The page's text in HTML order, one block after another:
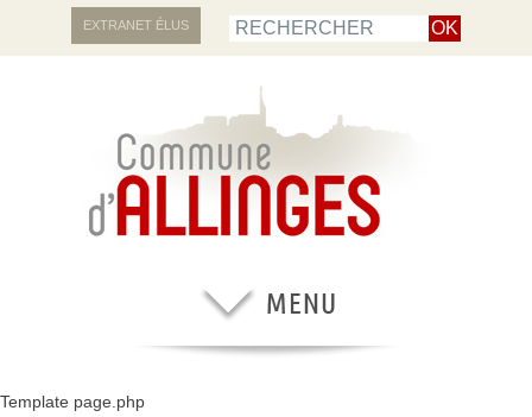
EXTRANET ÉLUS
Template page.php